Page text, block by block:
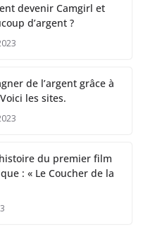
devenir Camgirl et
d’argent ?
de l’argent grâce à
les sites.
du premier film
: « Le Coucher de la